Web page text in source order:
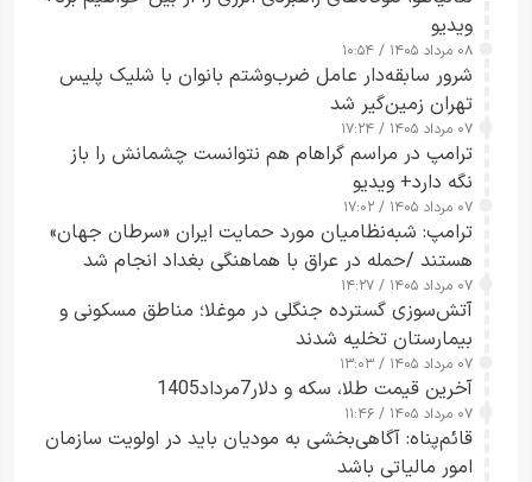
ویدیو
۰۸ مرداد ۱۴۰۵ / ۱۰:۵۴
شرور سابقه‌دار عامل ضرب‌وشتم بانوان با شلیک پلیس
تهران زمین‌گیر شد
۰۷ مرداد ۱۴۰۵ / ۱۷:۲۴
ترامپ در مراسم گراهام هم نتوانست چشمانش را باز
نگه دارد+ ویدیو
۰۷ مرداد ۱۴۰۵ / ۱۷:۰۲
ترامپ: شبه‌نظامیان مورد حمایت ایران «سرطان جهان»
هستند /حمله در عراق با هماهنگی بغداد انجام شد
۰۷ مرداد ۱۴۰۵ / ۱۴:۲۷
آتش‌سوزی گسترده جنگلی در موغلا؛ مناطق مسکونی و
بیمارستان تخلیه شدند
۰۷ مرداد ۱۴۰۵ / ۱۳:۰۳
آخرین قیمت طلا، سکه و دلار7مرداد1405
۰۷ مرداد ۱۴۰۵ / ۱۱:۴۶
قائم‌پناه: آگاهی‌بخشی به مودیان باید در اولویت سازمان
امور مالیاتی باشد